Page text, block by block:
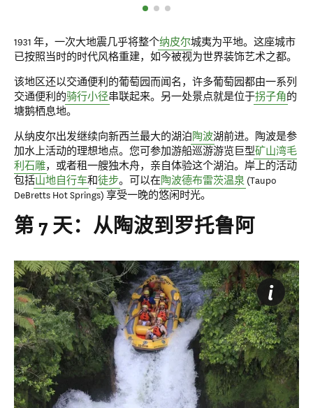
1931 年，一次大地震几乎将整个纳皮尔城夷为平地。这座城市
已按照当时的时代风格重建，如今被视为世界装饰艺术之都。
该地区还以交通便利的葡萄园而闻名，许多葡萄园都由一系列
交通便利的骑行小径串联起来。另一处景点就是位于拐子角的
塘鹅栖息地。
从纳皮尔出发继续向新西兰最大的湖泊陶波湖前进。陶波是参
加水上活动的理想地点。您可参加游船巡游游览巨型矿山湾毛
利石雕，或者租一艘独木舟，亲自体验这个湖泊。岸上的活动
包括山地自行车和徒步。可以在陶波德布雷茨温泉 (Taupo
DeBretts Hot Springs) 享受一晚的悠闲时光。
第 7 天：从陶波到罗托鲁阿